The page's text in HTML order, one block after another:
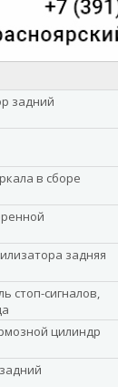
задний
в сборе
задняя
стоп-сигналов,
цилиндр